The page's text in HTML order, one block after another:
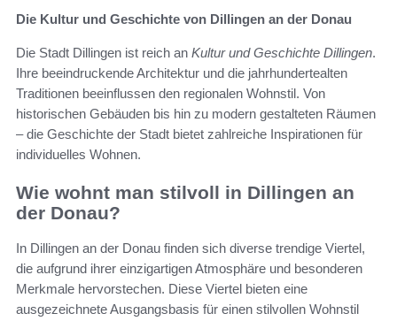
Die Kultur und Geschichte von Dillingen an der Donau
Die Stadt Dillingen ist reich an Kultur und Geschichte Dillingen.
Ihre beeindruckende Architektur und die jahrhundertealten
Traditionen beeinflussen den regionalen Wohnstil. Von
historischen Gebäuden bis hin zu modern gestalteten Räumen
– die Geschichte der Stadt bietet zahlreiche Inspirationen für
individuelles Wohnen.
Wie wohnt man stilvoll in Dillingen an
der Donau?
In Dillingen an der Donau finden sich diverse trendige Viertel,
die aufgrund ihrer einzigartigen Atmosphäre und besonderen
Merkmale hervorstechen. Diese Viertel bieten eine
ausgezeichnete Ausgangsbasis für einen stilvollen Wohnstil